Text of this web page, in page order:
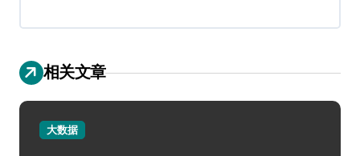
相关文章
大数据